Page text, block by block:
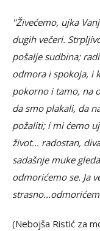
"Živećemo, ujka
dugih večeri.
pošalje sudbina;
odmora i spokoja, i
pokorno i tamo, na
da smo plakali, da
požaliti; i mi ćemo
život... radostan,
sadašnje muke
odmorićemo se. Ja
(Nebojša Ristić za